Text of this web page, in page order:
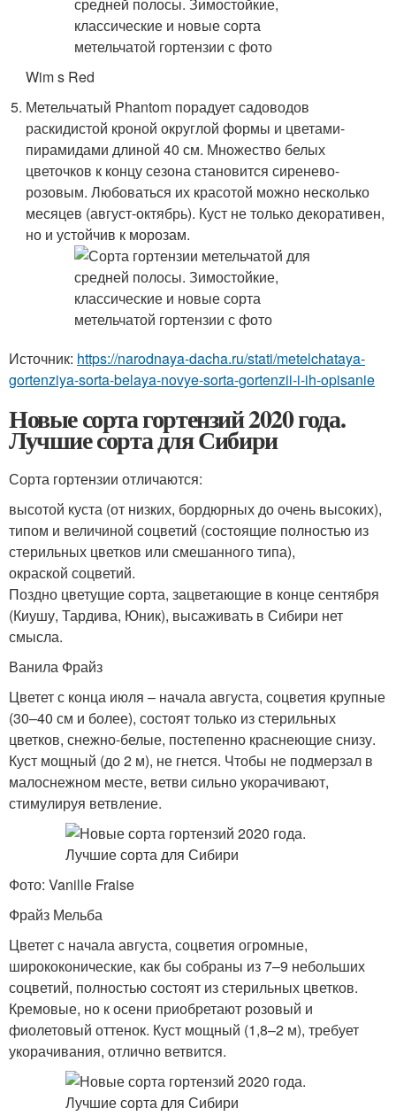
Wim s Red
Метельчатый Phantom порадует садоводов
раскидистой кроной округлой формы и цветами-
пирамидами длиной 40 см. Множество белых
цветочков к концу сезона становится сиренево-
розовым. Любоваться их красотой можно несколько
месяцев (август-октябрь). Куст не только декоративен,
но и устойчив к морозам.
Источник: https://narodnaya-dacha.ru/stati/metelchataya-
gortenziya-sorta-belaya-novye-sorta-gortenzii-i-ih-opisanie
Новые сорта гортензий 2020 года.
Лучшие сорта для Сибири
Сорта гортензии отличаются:
высотой куста (от низких, бордюрных до очень высоких),
типом и величиной соцветий (состоящие полностью из
стерильных цветков или смешанного типа),
окраской соцветий.
Поздно цветущие сорта, зацветающие в конце сентября
(Киушу, Тардива, Юник), высаживать в Сибири нет
смысла.
Ванила Фрайз
Цветет с конца июля – начала августа, соцветия крупные
(30–40 см и более), состоят только из стерильных
цветков, снежно-белые, постепенно краснеющие снизу.
Куст мощный (до 2 м), не гнется. Чтобы не подмерзал в
малоснежном месте, ветви сильно укорачивают,
стимулируя ветвление.
Фото: Vanille Fraise
Фрайз Мельба
Цветет с начала августа, соцветия огромные,
ширококонические, как бы собраны из 7–9 небольших
соцветий, полностью состоят из стерильных цветков.
Кремовые, но к осени приобретают розовый и
фиолетовый оттенок. Куст мощный (1,8–2 м), требует
укорачивания, отлично ветвится.